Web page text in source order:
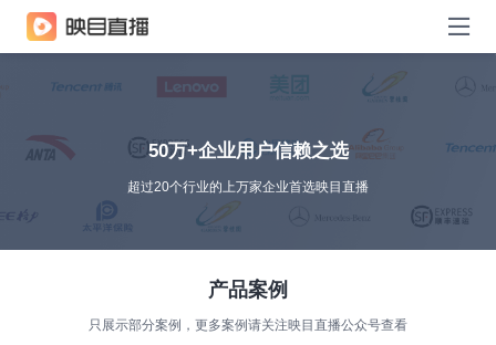
50万+企业用户信赖之选
超过20个行业的上万家企业首选映目直播
产品案例
只展示部分案例，更多案例请关注映目直播公众号查看